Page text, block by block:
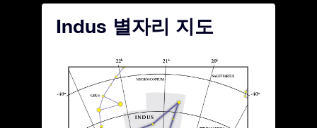
Indus 별자리 지도